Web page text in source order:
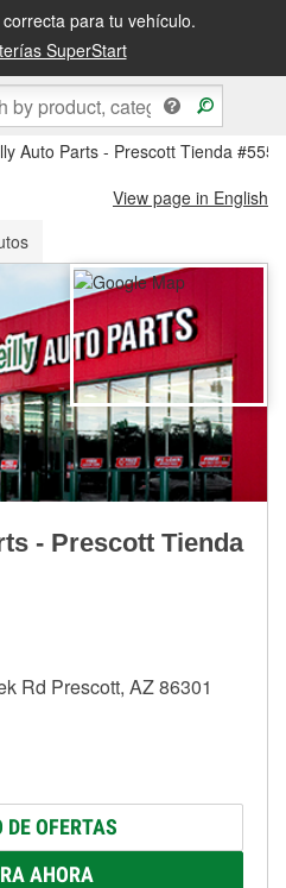
para tu vehículo.
SuperStart
o recógela en la tienda
Auto Parts - Prescott Tienda #5558
View page in English
- Prescott Tienda
Rd Prescott, AZ 86301
DE OFERTAS
AHORA